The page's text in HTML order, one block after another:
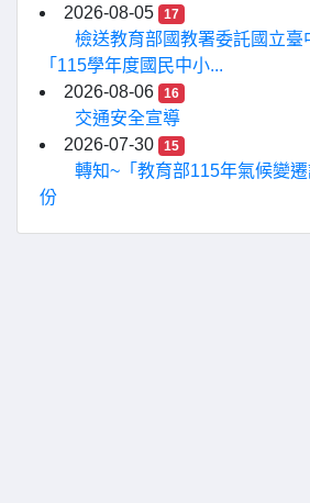
2026-08-05
17
檢送教育部國教署委託國立臺
「115學年度國民中小...
2026-08-06
16
交通安全宣導
2026-07-30
15
轉知~「教育部115年氣候變
份